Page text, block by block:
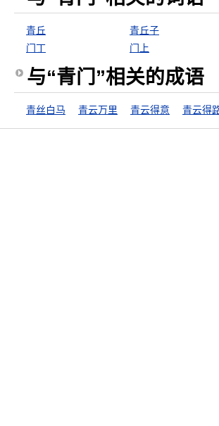
青丘 青丘子
门丁
门上
与“青门”相关的成语
青丝白马 青云万里 青云得意 青云得